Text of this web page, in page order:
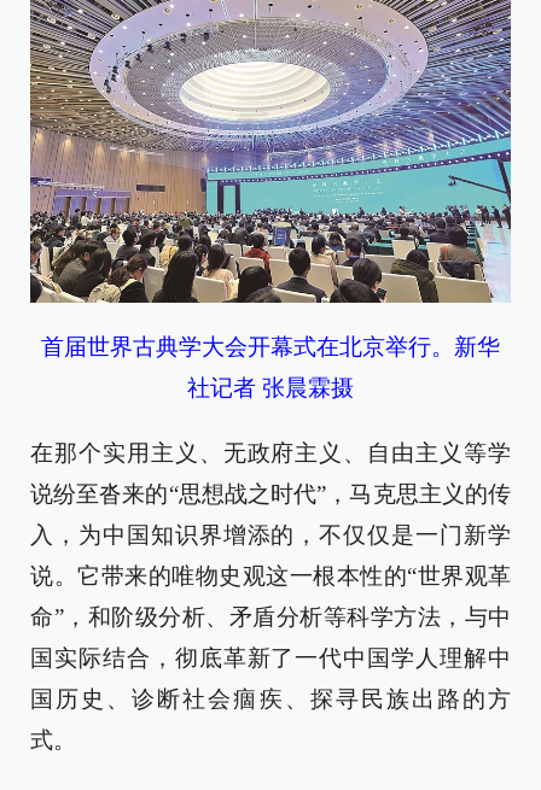
首届世界古典学大会开幕式在北京举行。新华
社记者 张晨霖摄
在那个实用主义、无政府主义、自由主义等学
说纷至沓来的“思想战之时代”，马克思主义的传
入，为中国知识界增添的，不仅仅是一门新学
说。它带来的唯物史观这一根本性的“世界观革
命”，和阶级分析、矛盾分析等科学方法，与中
国实际结合，彻底革新了一代中国学人理解中
国历史、诊断社会痼疾、探寻民族出路的方
式。